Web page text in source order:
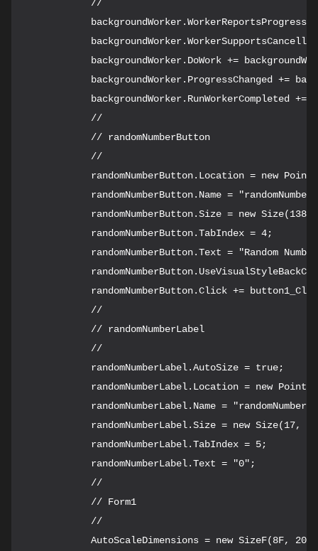
            //
backgroundWorker.WorkerReportsProgress
backgroundWorker.DoWork +=
backgroundWorker.ProgressChanged +=
backgroundWorker.RunWorkerCompleted +=
            //
            // randomNumberButton
            //
randomNumberButton.Location = new
randomNumberButton.Name =
randomNumberButton.Size = new Size(138,
            randomNumberButton.TabIndex = 4;
randomNumberButton.Text = "Random
randomNumberButton.Click +=
            //
            // randomNumberLabel
            //
            randomNumberLabel.AutoSize = true;
randomNumberLabel.Location = new
randomNumberLabel.Name =
randomNumberLabel.Size = new Size(17,
            randomNumberLabel.TabIndex = 5;
            randomNumberLabel.Text = "0";
            //
            // Form1
            //
AutoScaleDimensions = new SizeF(8F,